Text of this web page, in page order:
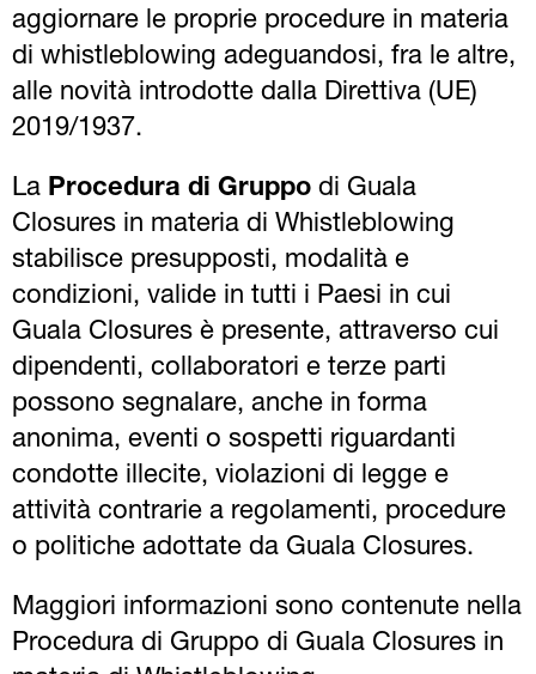
aggiornare le proprie procedure in materia
di whistleblowing adeguandosi, fra le altre,
alle novità introdotte dalla Direttiva (UE)
2019/1937.
La Procedura di Gruppo di Guala
Closures in materia di Whistleblowing
stabilisce presupposti, modalità e
condizioni, valide in tutti i Paesi in cui
Guala Closures è presente, attraverso cui
dipendenti, collaboratori e terze parti
possono segnalare, anche in forma
anonima, eventi o sospetti riguardanti
condotte illecite, violazioni di legge e
attività contrarie a regolamenti, procedure
o politiche adottate da Guala Closures.
Maggiori informazioni sono contenute nella
Procedura di Gruppo di Guala Closures in